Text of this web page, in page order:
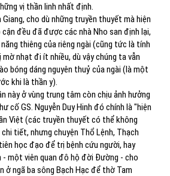
vị thần linh nhất định.
cho dù những truyền thuyết mà hiện
đều đã được các nhà Nho san định lại,
thiêng của riêng ngài (cũng tức là tính
mờ nhạt đi ít nhiều, dù vậy chúng ta vẫn
bóng dáng nguyên thuỷ của ngài (là một
khi là thần y).
này ở vùng trung tâm còn chịu ảnh hưởng
cố GS. Nguyễn Duy Hinh đó chính là "hiện
Việt (các truyền thuyết có thể không
tiết, nhưng chuyện Thổ Lệnh, Thạch
học đạo để trị bệnh cứu người, hay
- một viên quan đô hộ đời Đường - cho
ở ngã ba sông Bạch Hạc để thờ Tam